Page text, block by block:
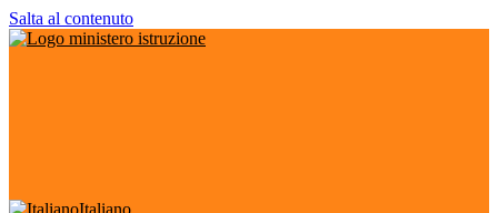
Salta al contenuto
Italiano